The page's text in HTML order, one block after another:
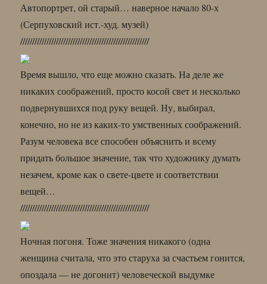
Автопортрет, ой старый… наверное начало 80-х
(Серпуховский ист.-худ. музей)
//////////////////////////////////////////////////////
Время вышло, что еще можно сказать. На деле же
никаких соображений, просто косой свет и несколько
подвернувшихся под руку вещей. Ну, выбирал,
конечно, но не из каких-то умственных соображений.
Разум человека все способен объяснить и всему
придать большое значение, так что художнику думать
незачем, кроме как о свете-цвете и соответствии
вещей…
//////////////////////////////////////////////////////
Ночная погоня. Тоже значения никакого (одна
женщина считала, что это старуха за счастьем гонится,
опоздала — не догонит) человеческой выдумке